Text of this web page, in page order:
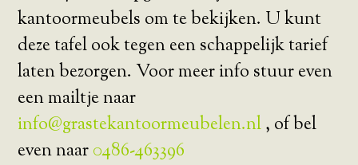
kantoormeubels om te bekijken. U kunt
deze tafel ook tegen een schappelijk tarief
laten bezorgen. Voor meer info stuur even
een mailtje naar
info@grastekantoormeubelen.nl, of bel
even naar0486-463396